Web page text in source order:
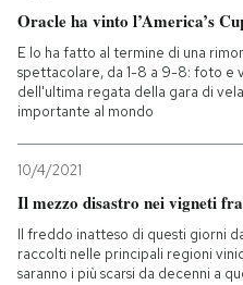
Oracle ha vinto l’America’s
E lo ha fatto al termine di una
spettacolare, da 1-8 a 9-8: foto e
dell'ultima regata della gara di
importante al mondo
10/4/2021
Il mezzo disastro nei vigneti
Il freddo inatteso di questi giorni
raccolti nelle principali regioni
saranno i più scarsi da decenni a